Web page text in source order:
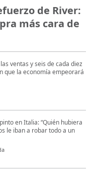
de River:
más cara de
ventas y seis de cada diez
que la economía empeorará
en Italia: “Quién hubiera
le iban a robar todo a un